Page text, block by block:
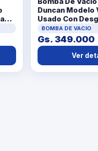
Duncan Modelo
Usado Con
1manija De
De Servicio
BOMBA DE VACIO
Gs. 349.000
Ver